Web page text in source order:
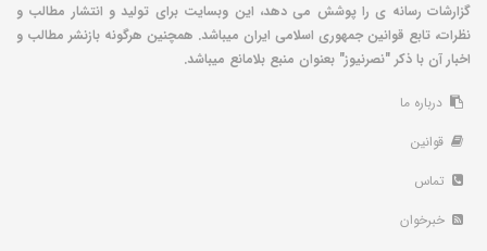
گزارشات رسانه ی را پوشش می دهد، این وبسایت برای تولید و انتشار مطالب و
نظرات، تابع قوانین جمهوری اسلامی ایران میباشد. همچنین هرگونه بازنشر مطالب و
اخبار آن با ذکر "نصرنیوز" بعنوان منبع بلامانع میباشد.
درباره ما
قوانین
تماس
خبرخوان